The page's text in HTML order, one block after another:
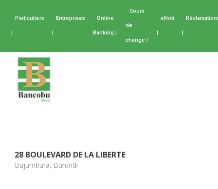
Particuliers
|
Entreprises
|
Online
Banking |
Cours
de
change |
eNoti
| |
28 BOULEVARD DE LA LIBERTE
Bujumbura, Burundi